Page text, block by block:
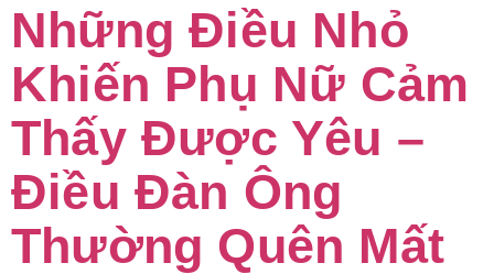
Những Điều Nhỏ
Khiến Phụ Nữ Cảm
Thấy Được Yêu –
Điều Đàn Ông
Thường Quên Mất